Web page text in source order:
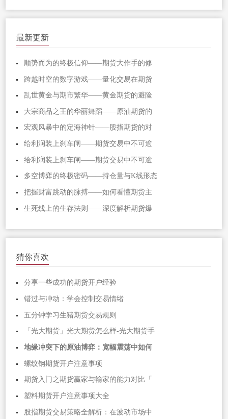
最新更新
顺势而为的终极信仰——期货大作手的修
跨越时空的数字游戏——量化交易在期货
乱世黄金与期市繁华——黄金期货的避险
大宗商品之王的华丽舞蹈——原油期货的
宏观风暴中的定海神针——股指期货的对
给利润装上刹车闸——期货交易中不可逾
给利润装上刹车闸——期货交易中不可逾
多空博弈的终极密码——持仓量与K线形态
把握财富跳动的脉搏——如何看懂期货主
生死线上的生存法则——深度解析期货爆
猜你喜欢
分享一些成功的期货开户经验
错过与冲动：学会控制交易情绪
五分钟学习生猪期货交易规则
「光大期货」光大期货怎么样-光大期货手
地缘冲突下的原油博弈：宽幅震荡中如何
螺纹钢期货开户注意事项
期货入门之期货贏家与输家的能力对比「
塑料期货开户注意事项大全
股指期货交易策略全解析：在波动市场中